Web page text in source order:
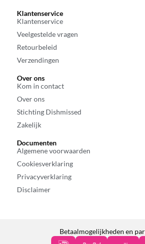
Klantenservice
Klantenservice
Veelgestelde vragen
Retourbeleid
Verzendingen
Over ons
Kom in contact
Over ons
Stichting Dishmissed
Zakelijk
Documenten
Algemene voorwaarden
Cookiesverklaring
Privacyverklaring
Disclaimer
Betaalmogelijkheden en